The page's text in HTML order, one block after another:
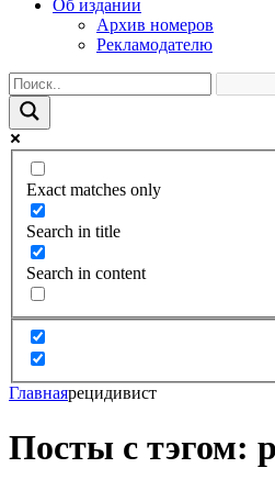
Об издании
Архив номеров
Рекламодателю
Exact matches only
Search in title
Search in content
Главнаярецидивист
Посты с тэгом: